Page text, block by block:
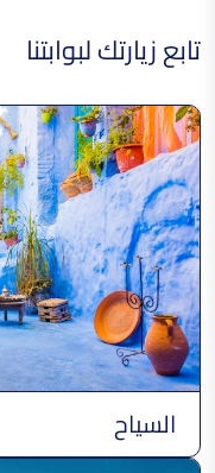
تابع زيارتك لبوابتنا
السياح